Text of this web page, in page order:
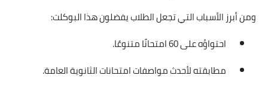
ومن أبرز الأسباب التي تجعل الطلاب يفضلون هذا البوكلت:
احتواؤه على 60 امتحانًا متنوعًا.
مطابقته لأحدث مواصفات امتحانات الثانوية العامة.